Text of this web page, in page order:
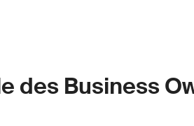
des Business